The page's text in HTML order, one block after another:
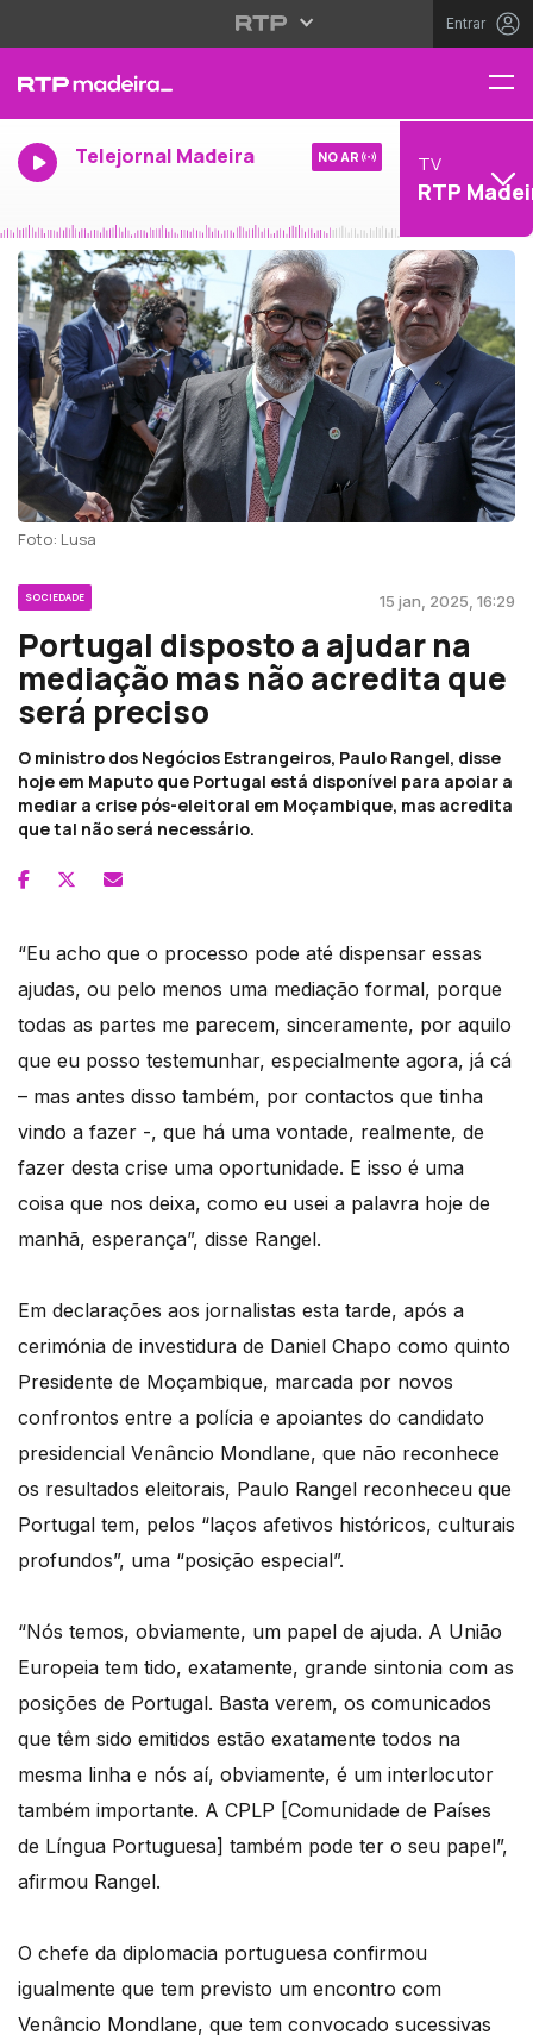
Entrar
Telejornal Madeira NO AR TV
RTP
Foto: Lusa
SOCIEDADE 15 jan, 2025, 16:29
Portugal disposto a ajudar na
mediação mas não acredita que
será preciso
O ministro dos Negócios Estrangeiros, Paulo Rangel, disse
hoje em Maputo que Portugal está disponível para apoiar a
mediar a crise pós-eleitoral em Moçambique, mas acredita
que tal não será necessário.
“Eu acho que o processo pode até dispensar essas
ajudas, ou pelo menos uma mediação formal, porque
todas as partes me parecem, sinceramente, por aquilo
que eu posso testemunhar, especialmente agora, já cá
– mas antes disso também, por contactos que tinha
vindo a fazer -, que há uma vontade, realmente, de
fazer desta crise uma oportunidade. E isso é uma
coisa que nos deixa, como eu usei a palavra hoje de
manhã, esperança”, disse Rangel.
Em declarações aos jornalistas esta tarde, após a
cerimónia de investidura de Daniel Chapo como quinto
Presidente de Moçambique, marcada por novos
confrontos entre a polícia e apoiantes do candidato
presidencial Venâncio Mondlane, que não reconhece
os resultados eleitorais, Paulo Rangel reconheceu que
Portugal tem, pelos “laços afetivos históricos, culturais
profundos”, uma “posição especial”.
“Nós temos, obviamente, um papel de ajuda. A União
Europeia tem tido, exatamente, grande sintonia com as
posições de Portugal. Basta verem, os comunicados
que têm sido emitidos estão exatamente todos na
mesma linha e nós aí, obviamente, é um interlocutor
também importante. A CPLP [Comunidade de Países
de Língua Portuguesa] também pode ter o seu papel”,
afirmou Rangel.
O chefe da diplomacia portuguesa confirmou
igualmente que tem previsto um encontro com
Venâncio Mondlane, que tem convocado sucessivas